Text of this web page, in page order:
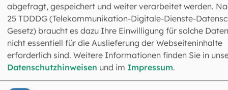
abgefragt, gespeichert und weiter verarbeitet werden.
25 TDDDG (Telekommunikation-Digitale-Dienste-
Gesetz) braucht es dazu Ihre Einwilligung für solche
nicht essentiell für die Auslieferung der Webseiteninhalte
erforderlich sind. Weitere Informationen finden Sie in
Datenschutzhinweisen und im Impressum.